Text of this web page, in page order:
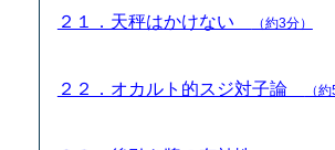
２１．天秤はかけない （約3分）
２２．オカルト的スジ対子論 （